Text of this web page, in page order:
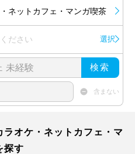
ネットカフェ・マンガ喫茶
ださい 選択
検索
含まない
オケ・ネットカフェ・マ
探す